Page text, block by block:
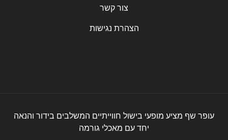
צור קשר
הצהרת נגישות
עופר שף מציע מופעי בישול חווייתיים המשלבים בידור והנאה
יחד עם מאכלי גורמה